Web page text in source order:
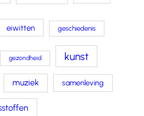
eiwitten geschiedenis
gezondheid kunst
muziek samenleving